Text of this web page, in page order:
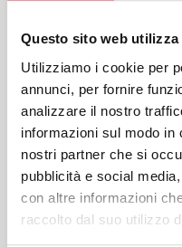
Questo sito web utilizza
Utilizziamo i cookie per
annunci, per fornire
analizzare il nostro
informazioni sul modo
nostri partner che si
pubblicità e social
con altre informazioni
raccolto dal suo utilizzo
including possible
states or non-EU countries.